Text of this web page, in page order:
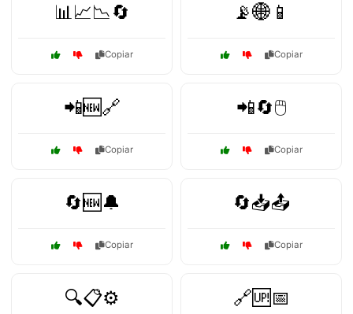
📊📈📉🔄
Copiar
📡🌐📱
Copiar
📲🆕🔗
Copiar
📲🔄🖱️
Copiar
🔄🆕🔔
Copiar
🔄📥📤
Copiar
🔍📋⚙️ 🔗🆙📅